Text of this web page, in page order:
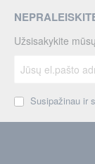
Užsisakykite
el.pašto
Susipažinau ir